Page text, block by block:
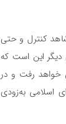
کنترل و حتی
دیگر این است که
خواهد رفت و در
اسلامی به‌زودی